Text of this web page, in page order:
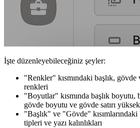
İşte düzenleyebileceğiniz şeyler:
"Renkler" kısmındaki başlık, gövde
renkleri
"Boyutlar" kısmında başlık boyutu,
gövde boyutu ve gövde satırı
"Başlık" ve "Gövde" kısımlarındaki
tipleri ve yazı kalınlıkları